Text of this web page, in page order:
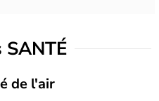
SANTÉ
de l'air